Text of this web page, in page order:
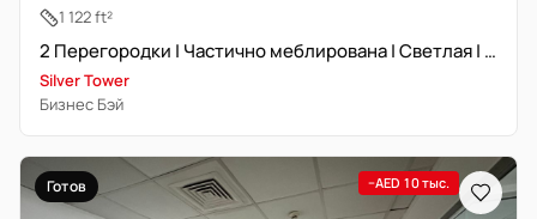
1 122 ft²
2 Перегородки | Частично меблирована | Светлая | Свободна
Silver Tower
Бизнес Бэй
Готов −AED 10 тыс.